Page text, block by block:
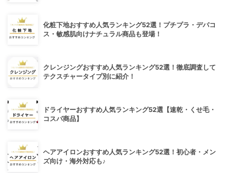
化粧下地おすすめ人気ランキング52選！プチプラ・デパコ
ス・敏感肌向けナチュラル商品も登場！
クレンジングおすすめ人気ランキング52選！徹底調査して
テクスチャータイプ別に紹介！
ドライヤーおすすめ人気ランキング52選【速乾・くせ毛・
コスパ商品】
ヘアアイロンおすすめ人気ランキング52選！初心者・メン
ズ向け・海外対応も♪